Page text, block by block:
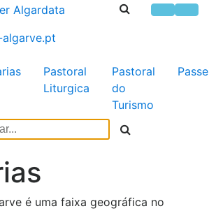
Pastoral
Liturgica
Pastoral
do
Turismo
é uma faixa geográfica no